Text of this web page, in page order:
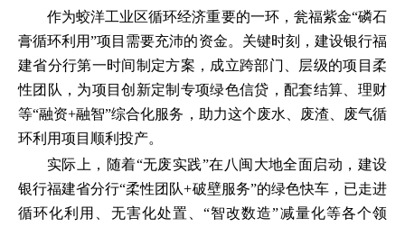
作为蛟洋工业区循环经济重要的一环，瓮福紫金“磷石
膏循环利用”项目需要充沛的资金。关键时刻，建设银行福
建省分行第一时间制定方案，成立跨部门、层级的项目柔
性团队，为项目创新定制专项绿色信贷，配套结算、理财
等“融资+融智”综合化服务，助力这个废水、废渣、废气循
环利用项目顺利投产。
实际上，随着“无废实践”在八闽大地全面启动，建设
银行福建省分行“柔性团队+破壁服务”的绿色快车，已走进
循环化利用、无害化处置、“智改数造”减量化等各个领